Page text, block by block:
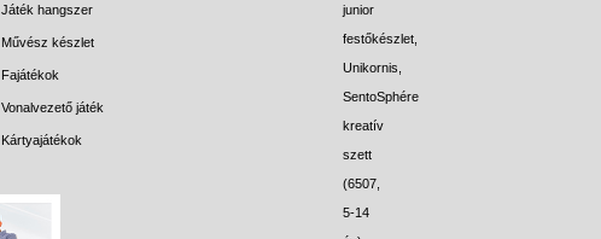
Játék hangszer
Művész készlet
Fajátékok
Vonalvezető játék
Kártyajátékok